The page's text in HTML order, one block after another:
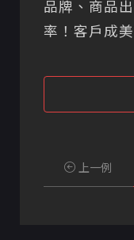
品牌、商品
率！客戶成
上一例